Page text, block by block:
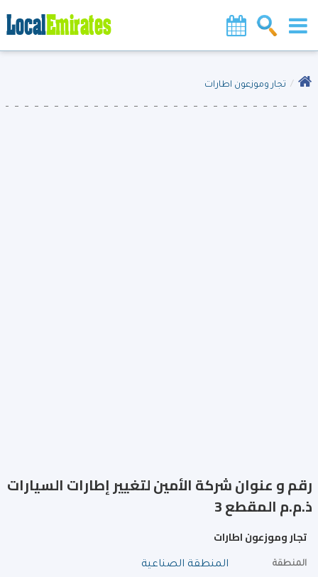
تجار وموزعون اطارات
رقم و عنوان شركة الأمين لتغيير إطارات السيارات
ذ.م.م المقطع 3
تجار وموزعون اطارات
المنطقة المنطقة الصناعية